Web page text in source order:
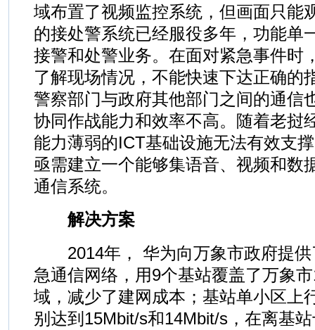
域布置了视频监控系统，但画面只能
的接处警系统已经服役多年，功能单
接警和处警业务。在面对紧急事件时
了解现场情况，不能快速下达正确的
警察部门与政府其他部门之间的通信
协同作战能力和效率不高。随着老挝
能力薄弱的ICT基础设施无法有效支
亟需建立一个能够集语音、视频和数
通信系统。
解决方案
2014年， 华为向万象市政府提供
急通信网络，用9个基站覆盖了万象
域，减少了建网成本；基站单小区上
别达到15Mbit/s和14Mbit/s，在离基